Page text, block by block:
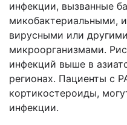
инфекции, вызванные
микобактериальными,
вирусными или
микроорганизмами.
инфекций выше в
регионах. Пациенты с
кортикостероиды,
инфекции.